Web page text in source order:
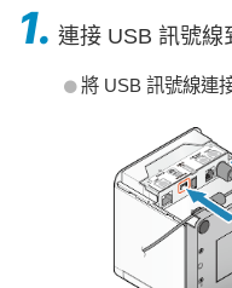
1. 連接 USB 訊號線
將 USB 訊號線連